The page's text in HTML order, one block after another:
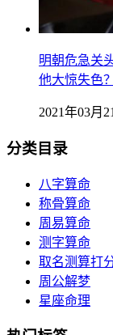
明朝危急关
他大惊失色？
2021年03月
分类目录
八字算命
称骨算命
周易算命
测字算命
取名测算打
周公解梦
星座命理